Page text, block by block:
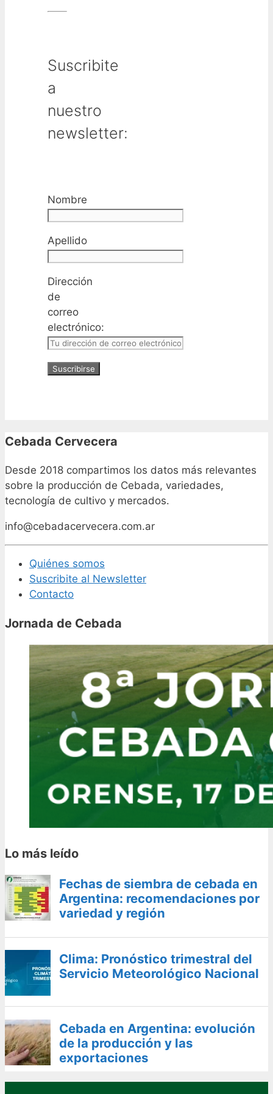
Suscribite
a
nuestro
newsletter:
Nombre
Apellido
Dirección
de
correo
electrónico:
Cebada Cervecera
Desde 2018 compartimos los datos más relevantes
sobre la producción de Cebada, variedades,
tecnología de cultivo y mercados.
info@cebadacervecera.com.ar
Quiénes somos
Suscribite al Newsletter
Contacto
Jornada de Cebada
Lo más leído
Fechas de siembra de cebada en
Argentina: recomendaciones por
variedad y región
Clima: Pronóstico trimestral del
Servicio Meteorológico Nacional
Cebada en Argentina: evolución
de la producción y las
exportaciones